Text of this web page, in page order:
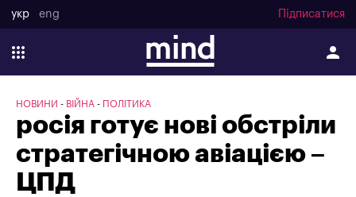
укр eng Підписатися
НОВИНИ ВІЙНА ПОЛІТИКА
росія готує нові обстріли
стратегічною авіацією –
ЦПД